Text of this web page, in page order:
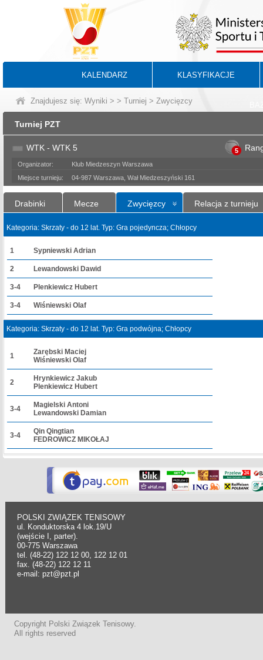
KALENDARZ KLASYFIKACJE
Znajdujesz się: Wyniki > > Turniej > Zwycięzcy
Turniej PZT
WTK - WTK 5 5
Organizator:
Klub Miedzeszyn Warszawa
Miejsce turnieju:
04-987 Warszawa, Wał Miedzeszyński 161
Drabinki Mecze Zwycięzcy Relacja z turnieju
Kategoria: Skrzaty - do 12 lat. Typ: Gra pojedyncza; Chłopcy
1 Sypniewski Adrian
2 Lewandowski Dawid
3-4 Plenkiewicz Hubert
3-4 Wiśniewski Olaf
Kategoria: Skrzaty - do 12 lat. Typ: Gra podwójna; Chłopcy
1
Zarębski Maciej
Wiśniewski Olaf
2
Hrynkiewicz Jakub
Plenkiewicz Hubert
3-4
Magielski Antoni
Lewandowski Damian
3-4
Qin Qingtian
FEDROWICZ MIKOŁAJ
POLSKI ZWIĄZEK TENISOWY
ul. Konduktorska 4 lok.19/U
(wejście I, parter).
00-775 Warszawa
tel. (48-22) 122 12 00, 122 12 01
fax. (48-22) 122 12 11
e-mail: pzt@pzt.pl
Copyright Polski Związek Tenisowy.
All rights reserved